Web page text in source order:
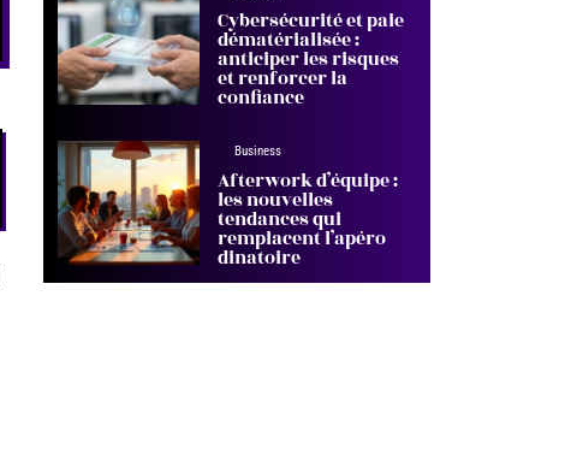
Cybersécurité et paie
dématérialisée :
anticiper les risques
et renforcer la
confiance
Business
Afterwork d’équipe :
les nouvelles
tendances qui
remplacent l’apéro
dinatoire